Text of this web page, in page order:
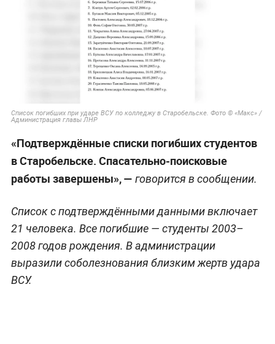
Список погибших при ударе ВСУ по колледжу в Старобельске. Фото © «Макс» /
Администрация главы ЛНР
«Подтверждённые списки погибших студентов
в Старобельске. Спасательно-поисковые
работы завершены», — говорится в сообщении.
Список с подтверждёнными данными включает
21 человека. Все погибшие — студенты 2003–
2008 годов рождения. В администрации
выразили соболезнования близким жертв удара
ВСУ.